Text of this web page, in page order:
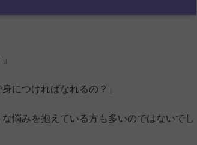
につければなれるの？」
悩みを抱えている方も多いのではないでし